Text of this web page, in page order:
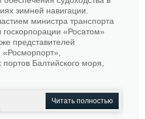
зимней навигации.
министра транспорта
«Росатом»
представителей
Балтийского моря,
Читать полностью